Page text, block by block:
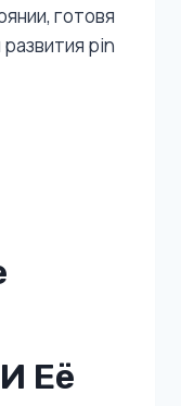
готовя
pin
Её